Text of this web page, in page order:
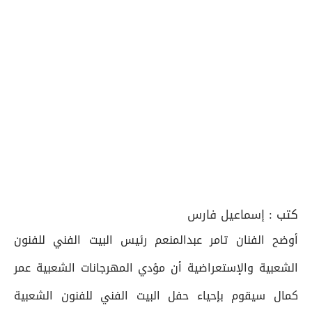
كتب : إسماعيل فارس
أوضح الفنان تامر عبدالمنعم رئيس البيت الفني للفنون
الشعبية والإستعراضية أن مؤدي المهرجانات الشعبية عمر
كمال سيقوم بإحياء حفل البيت الفني للفنون الشعبية